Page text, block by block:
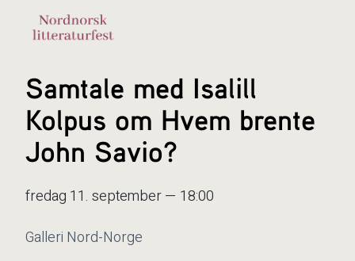
Samtale med Isalill
Kolpus om Hvem brente
John Savio?
fredag 11. september — 18:00
Galleri Nord-Norge